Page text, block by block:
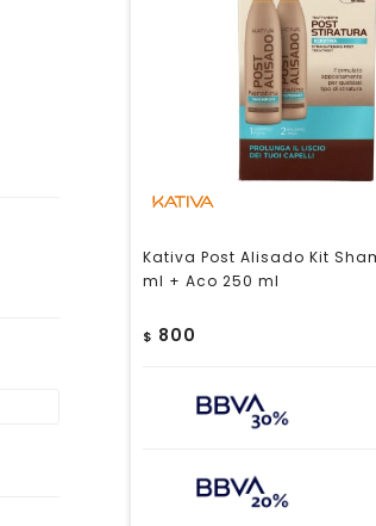
Kativa Post Alisado Kit
ml + Aco 250 ml
$ 800